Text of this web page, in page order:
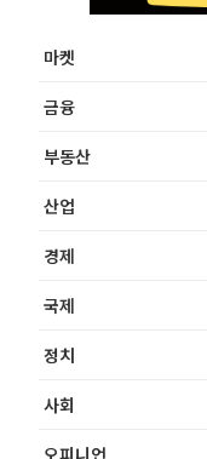
마켓
금융
부동산
산업
경제
국제
정치
사회
오피니언